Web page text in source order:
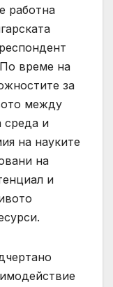
работна
време на
за
между
среда и
на науките
на
и